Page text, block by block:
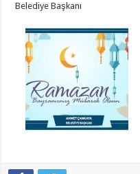
Belediye Başkanı